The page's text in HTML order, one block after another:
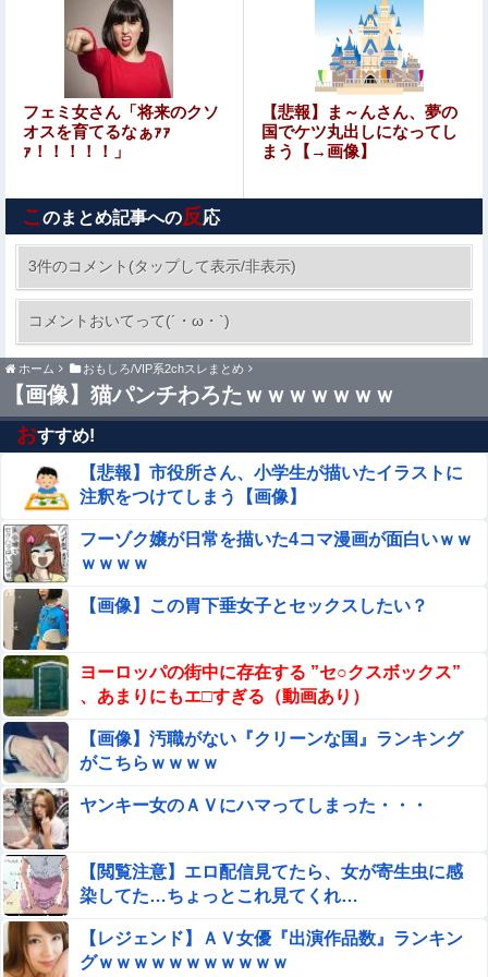
減塩って普通に生きてたら不可能じゃない…？
【速報】 日向坂46、18thシングル『イチャイチャ虫』の
発売が決定！！
韓国人「熊本地震で見る日本の土木技術の完全勝利をご覧
ください」→「これはすごいわ」「こういうのを見ると日
本人は何か適当に作る感じがしない・・・」「あれがまさ
に経験値である」
【画像】 乳も無いくせにビキニになる女子ｗｗ
ｗｗｗｗｗｗｗｗｗｗｗｗｗｗｗｗｗｗｗｗｗｗ
ショートスリーパー堀大輔、高須幹弥にブチギレ
【閲覧注意】首吊り自殺中に失禁する美少女達の動画を見
て興奮する男達が存在するらしい…（動画あり）
【画像】井口裕香(36)、タンクトップがはち切れそうなく
らいデカイｗｗｗｗｗｗｗｗｗｗｗ
連れて行かれた
【画像】ブランチリポーターさん、阿波踊りでワキ祭
り
小久保裕紀の次の福岡ソフトバンクホークスの監督ｗｗｗ
他
【動画】ショートスリーパー堀大輔さん、対面で高須幹弥
氏にガチギレ 思ったよりも空気がヤバいことに・・・
ジャンポケ斎藤と代理人のやりとり、「地獄すぎて完全に
コントになってる……」と衝撃を受ける人が続出中
愛煙家・岸谷蘭丸「喫煙者の権利がマジで侵害されてる」
と私見 「いくら税金を我々が払ってるんだと」
姪っ子とクレープを買っていたら不審者と間違われ警察沙
フェミ女さん「将来のクソ
オスを育てるなぁｧｧ
ｧ！！！！！」
【悲報】ま～んさん、夢の
国でケツ丸出しになってし
まう【→画像】
こ のまとめ記事への反応
3件のコメント(タップして表示/非表示)
コメントおいてって(´・ω・`)
ホーム おもしろ/VIP系2chスレまとめ
【画像】猫パンチわろたｗｗｗｗｗｗｗ
おすすめ!
【悲報】市役所さん、小学生が描いたイラストに
注釈をつけてしまう【画像】
フーゾク嬢が日常を描いた4コマ漫画が面白いｗｗ
ｗｗｗｗ
【画像】この胃下垂女子とセックスしたい？
ヨーロッパの街中に存在する ”セ○クスボックス”
、あまりにもエ□すぎる（動画あり）
【画像】汚職がない『クリーンな国』ランキング
がこちらｗｗｗｗ
ヤンキー女のＡＶにハマってしまった・・・
【閲覧注意】エロ配信見てたら、女が寄生虫に感
染してた…ちょっとこれ見てくれ…
【レジェンド】ＡＶ女優『出演作品数』ランキン
グｗｗｗｗｗｗｗｗｗｗｗ